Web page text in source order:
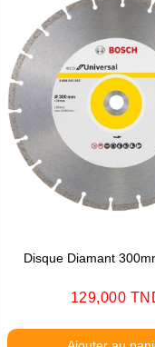
Disque Diamant
Prix
129,000